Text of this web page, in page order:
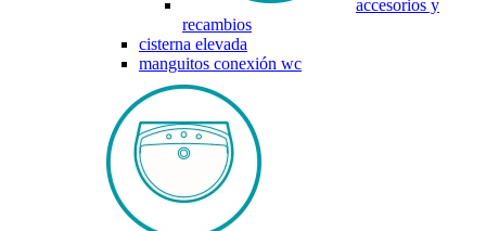
accesorios y
recambios
cisterna elevada
manguitos conexión wc